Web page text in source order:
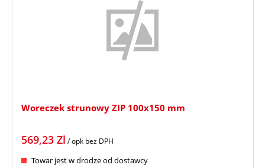
Woreczek strunowy ZIP 100x150 mm
569,23 Zl / opk bez DPH
Towar jest w drodze od dostawcy